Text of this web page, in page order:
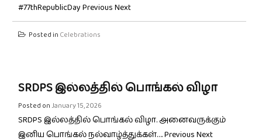
#77thRepublicDay Previous Next
Posted in Celebrations
SRDPS இல்லத்தில் பொங்கல் விழா
Posted on January 15, 2026
SRDPS இல்லத்தில் பொங்கல் விழா. அனைவருக்கும்
இனிய பொங்கல் நல்வாழ்த்துக்கள்…. Previous Next